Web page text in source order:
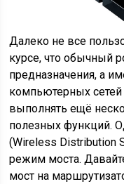
Далеко не все
курсе, что обычный
предназначения, а
компьютерных
выполнять ещё
полезных функций.
(Wireless Distribution
режим моста.
мост на